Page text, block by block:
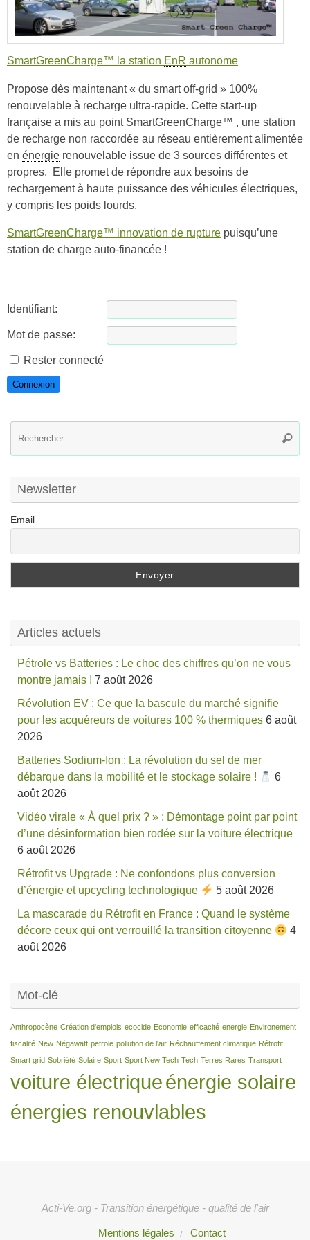
SmartGreenCharge™ la station EnR autonome
Propose dès maintenant « du smart off-grid » 100%
renouvelable à recharge ultra-rapide. Cette start-up
française a mis au point SmartGreenCharge™ , une station
de recharge non raccordée au réseau entièrement alimentée
en énergie renouvelable issue de 3 sources différentes et
propres. Elle promet de répondre aux besoins de
rechargement à haute puissance des véhicules électriques,
y compris les poids lourds.
SmartGreenCharge™ innovation de rupture puisqu’une
station de charge auto-financée !
Identifiant:
Mot de passe:
Rester connecté
Connexion
Newsletter
Email
Articles actuels
Pétrole vs Batteries : Le choc des chiffres qu’on ne vous
montre jamais ! 7 août 2026
Révolution EV : Ce que la bascule du marché signifie
pour les acquéreurs de voitures 100 % thermiques 6 août
2026
Batteries Sodium-Ion : La révolution du sel de mer
débarque dans la mobilité et le stockage solaire !
6
août 2026
Vidéo virale « À quel prix ? » : Démontage point par point
d’une désinformation bien rodée sur la voiture électrique
6 août 2026
Rétrofit vs Upgrade : Ne confondons plus conversion
d’énergie et upcycling technologique
5 août 2026
La mascarade du Rétrofit en France : Quand le système
décore ceux qui ont verrouillé la transition citoyenne
4
août 2026
Mot-clé
Anthropocène Création d'emplois ecocide Economie efficacité energie Environement
fiscalité New Négawatt petrole pollution de l'air Réchauffement climatique Rétrofit
Smart grid Sobriété Solaire Sport Sport New Tech Tech Terres Rares Transport
voiture électriqueénergie solaire
énergies renouvlables
Acti-Ve.org - Transition énergétique - qualité de l'air
Mentions légales Contact